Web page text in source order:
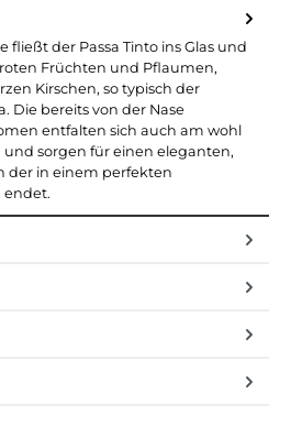
fließt der Passa Tinto ins Glas und
Früchten und Pflaumen,
Kirschen, so typisch der
Die bereits von der Nase
entfalten sich auch am wohl
sorgen für einen eleganten,
der in einem perfekten
endet.